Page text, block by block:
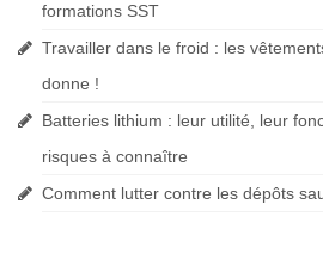
formations SST
Travailler dans le froid : les
donne !
Batteries lithium : leur utilité, leur
risques à connaître
Comment lutter contre les dépôts